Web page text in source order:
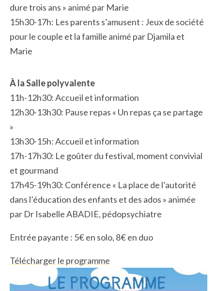
dure trois ans » animé par Marie
15h30-17h: Les parents s’amusent : Jeux de société
pour le couple et la famille animé par Djamila et
Marie
À la Salle polyvalente
11h-12h30: Accueil et information
12h30-13h30: Pause repas « Un repas ça se partage
»
13h30-15h: Accueil et information
17h-17h30: Le goûter du festival, moment convivial
et gourmand
17h45-19h30: Conférence « La place de l’autorité
dans l’éducation des enfants et des ados » animée
par Dr Isabelle ABADIE, pédopsychiatre
Entrée payante : 5€ en solo, 8€ en duo
Télécharger le programme